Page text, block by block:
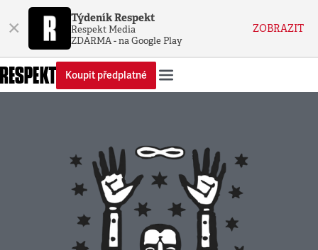
× Týdeník Respekt
Respekt Media
ZDARMA - na Google Play
ZOBRAZIT
Koupit předplatné